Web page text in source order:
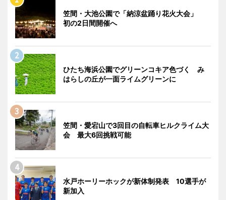
笠間・大池公園で「納涼盆踊り花火大会」
初の2日間開催へ
ひたち海浜公園でグリーンコキア色づく み
はらしの丘が一面ライムグリーンに
笠間・愛宕山で3回目の自転車ヒルクライム大
会 最大6回挑戦可能
水戸ホーリーホックが新体制発表 10選手が
新加入